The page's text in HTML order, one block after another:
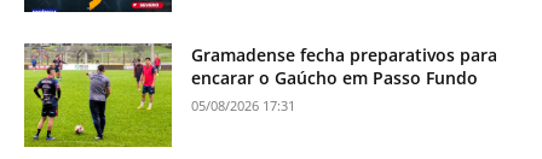
Gramadense fecha preparativos para
encarar o Gaúcho em Passo Fundo
05/08/2026 17:31